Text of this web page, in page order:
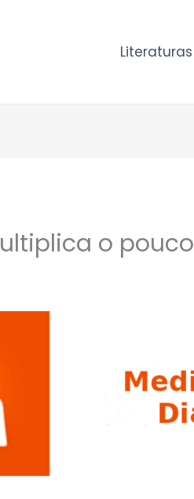
Literaturas
o pouco